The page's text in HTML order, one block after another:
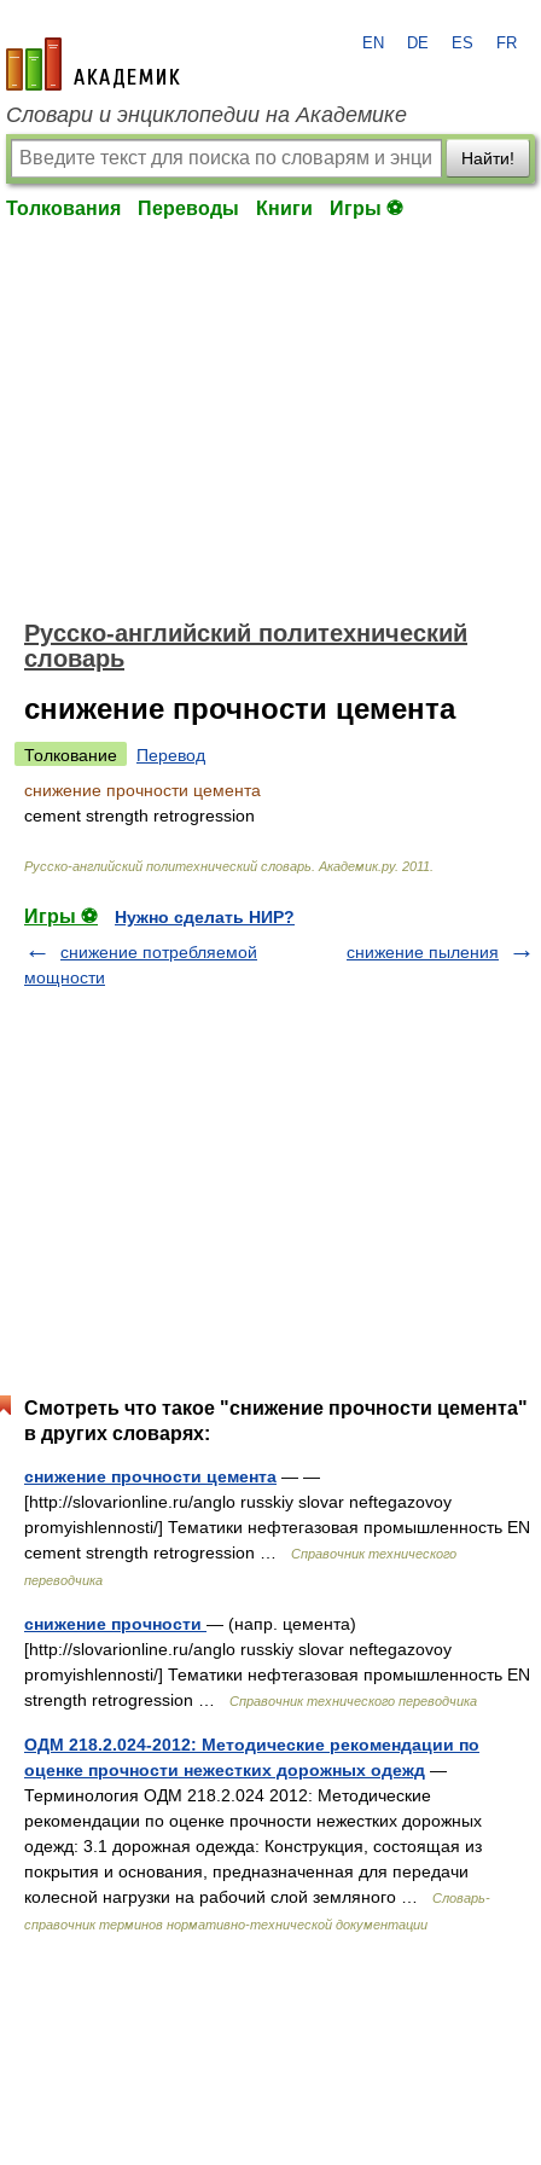
academic.ru
EN DE ES FR
Словари и энциклопедии на Академике
Найти!
Толкования Переводы Книги Игры ⚽
Русско-английский политехнический
словарь
снижение прочности цемента
Толкование
Перевод
снижение прочности цемента
cement strength retrogression
Русско-английский политехнический словарь Академик.ру. 2011
Игры ⚽
Нужно сделать НИР?
снижение потребляемой
мощности
снижение пыления
Смотреть что такое "снижение прочности цемента"
в других словарях:
снижение прочности цемента — —
[http://slovarionline.ru/anglo russkiy slovar neftegazovoy
promyishlennosti/] Тематики нефтегазовая промышленность EN
cement strength retrogression …
Справочник технического
переводчика
снижение прочности — (напр. цемента)
[http://slovarionline.ru/anglo russkiy slovar neftegazovoy
promyishlennosti/] Тематики нефтегазовая промышленность EN
strength retrogression …
Справочник технического переводчика
ОДМ 218.2.024-2012: Методические рекомендации по
оценке прочности нежестких дорожных одежд —
Терминология ОДМ 218.2.024 2012: Методические
рекомендации по оценке прочности нежестких дорожных
одежд: 3.1 дорожная одежда: Конструкция, состоящая из
покрытия и основания, предназначенная для передачи
колесной нагрузки на рабочий слой земляного …
Словарь-
справочник терминов нормативно-технической документации